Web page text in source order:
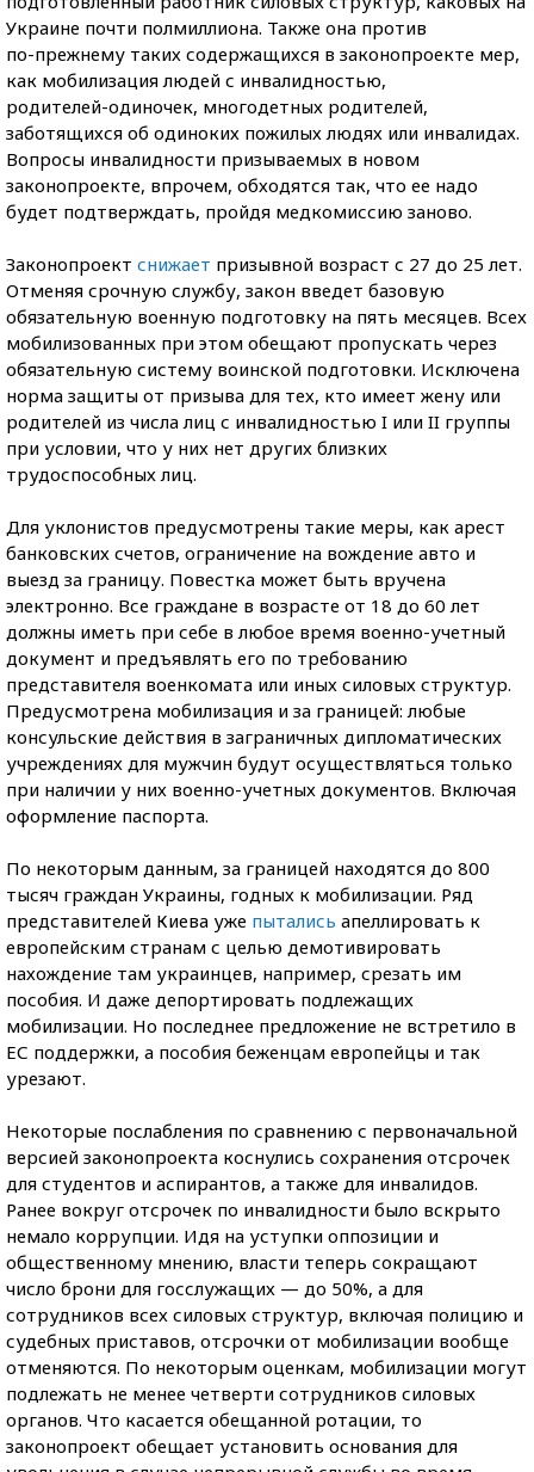
Украине почти полмиллиона. Также она против
по-прежнему таких содержащихся в законопроекте мер,
как мобилизация людей с инвалидностью,
родителей-одиночек, многодетных родителей,
заботящихся об одиноких пожилых людях или инвалидах.
Вопросы инвалидности призываемых в новом
законопроекте, впрочем, обходятся так, что ее надо
будет подтверждать, пройдя медкомиссию заново.
Законопроект снижает призывной возраст с 27 до 25 лет.
Отменяя срочную службу, закон введет базовую
обязательную военную подготовку на пять месяцев. Всех
мобилизованных при этом обещают пропускать через
обязательную систему воинской подготовки. Исключена
норма защиты от призыва для тех, кто имеет жену или
родителей из числа лиц с инвалидностью I или II группы
при условии, что у них нет других близких
трудоспособных лиц.
Для уклонистов предусмотрены такие меры, как арест
банковских счетов, ограничение на вождение авто и
выезд за границу. Повестка может быть вручена
электронно. Все граждане в возрасте от 18 до 60 лет
должны иметь при себе в любое время военно-учетный
документ и предъявлять его по требованию
представителя военкомата или иных силовых структур.
Предусмотрена мобилизация и за границей: любые
консульские действия в заграничных дипломатических
учреждениях для мужчин будут осуществляться только
при наличии у них военно-учетных документов. Включая
оформление паспорта.
По некоторым данным, за границей находятся до 800
тысяч граждан Украины, годных к мобилизации. Ряд
представителей Киева уже пытались апеллировать к
европейским странам с целью демотивировать
нахождение там украинцев, например, срезать им
пособия. И даже депортировать подлежащих
мобилизации. Но последнее предложение не встретило в
ЕС поддержки, а пособия беженцам европейцы и так
урезают.
Некоторые послабления по сравнению с первоначальной
версией законопроекта коснулись сохранения отсрочек
для студентов и аспирантов, а также для инвалидов.
Ранее вокруг отсрочек по инвалидности было вскрыто
немало коррупции. Идя на уступки оппозиции и
общественному мнению, власти теперь сокращают
число брони для госслужащих — до 50%, а для
сотрудников всех силовых структур, включая полицию и
судебных приставов, отсрочки от мобилизации вообще
отменяются. По некоторым оценкам, мобилизации могут
подлежать не менее четверти сотрудников силовых
органов. Что касается обещанной ротации, то
законопроект обещает установить основания для